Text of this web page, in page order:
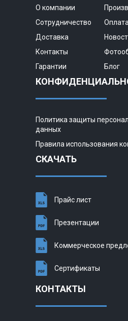
О компании
Сотрудничество
Оплата
Доставка
Контакты
Гарантии
Блог
Политика защиты
данных
Правила использования
СКАЧАТЬ
Прайс лист
Презентации
Коммерческое
Сертификаты
КОНТАКТЫ